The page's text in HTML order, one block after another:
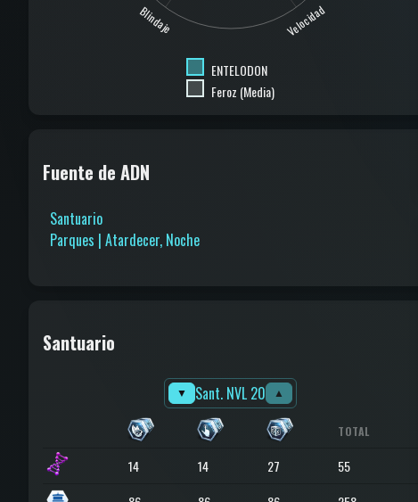
Velocidad
Blindaje
ENTELODON
Feroz (Media)
Fuente de ADN
Santuario
Parques | Atardecer, Noche
Santuario
▼ Sant. NVL 20 ▲
TOTAL
14 14 27
55